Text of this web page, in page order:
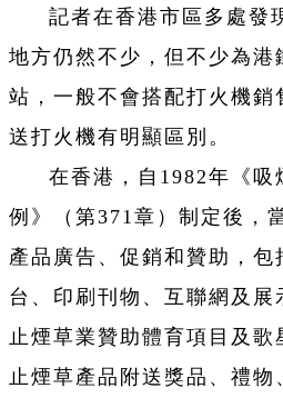
記者在香港市區多處發
地方仍然不少，但不少為港
站，一般不會搭配打火機銷
送打火機有明顯區別。
在香港，自1982年《吸
例》（第371章）制定後，
產品廣告、促銷和贊助，包
台、印刷刊物、互聯網及展
止煙草業贊助體育項目及
止煙草產品附送獎品、禮